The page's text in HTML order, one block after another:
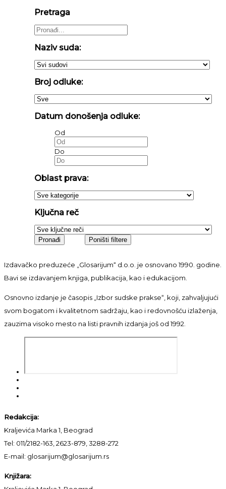
Pretraga
Naziv suda:
Broj odluke:
Datum donošenja odluke:
Od
Do
Oblast prava:
Ključna reč
Izdavačko preduzeće „Glosarijum“ d.o.o. je osnovano 1990. godine.
Bavi se izdavanjem knjiga, publikacija, kao i edukacijom.
Osnovno izdanje je časopis „Izbor sudske prakse“, koji, zahvaljujući
svom bogatom i kvalitetnom sadržaju, kao i redovnošću izlaženja,
zauzima visoko mesto na listi pravnih izdanja još od 1992.
Redakcija:
Kraljevića Marka 1, Beograd
Tel: 011/2182-163, 2623-879, 3288-272
E-mail: glosarijum@glosarijum.rs
Knjižara: